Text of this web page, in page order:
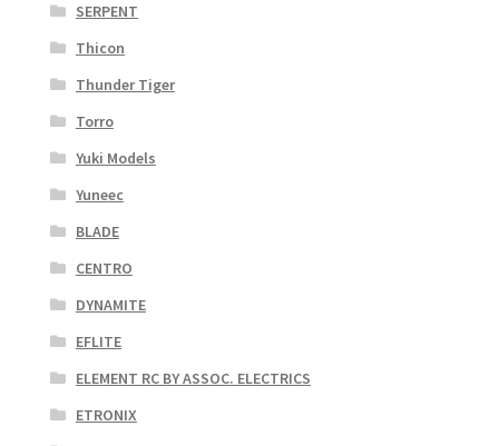
SERPENT
Thicon
Thunder Tiger
Torro
Yuki Models
Yuneec
BLADE
CENTRO
DYNAMITE
EFLITE
ELEMENT RC BY ASSOC. ELECTRICS
ETRONIX